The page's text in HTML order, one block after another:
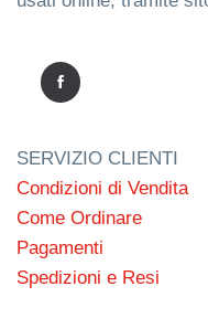
SERVIZIO CLIENTI
Condizioni di Vendita
Come Ordinare
Pagamenti
Spedizioni e Resi